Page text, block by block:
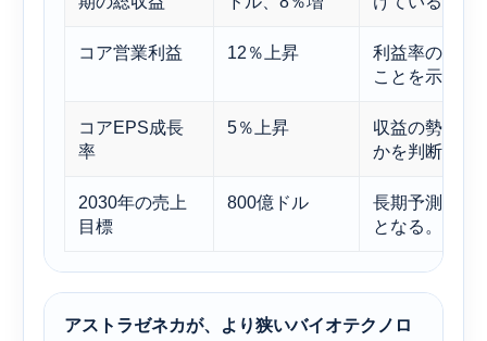
コア営業利益 12％上昇
利益率の規律
ことを示唆し
コアEPS成長
率
5％上昇
収益の勢いが
かを判断する
2030年の売上
目標
800億ドル
長期予測フレ
となる。
アストラゼネカが、より狭いバイオテクノロ